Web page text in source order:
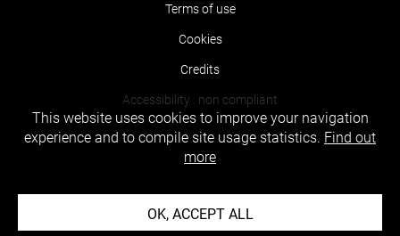
Terms of use
Cookies
Credits
Accessibility : non compliant
This website uses cookies to improve your navigation
experience and to compile site usage statistics. Find out
more
OK, ACCEPT ALL